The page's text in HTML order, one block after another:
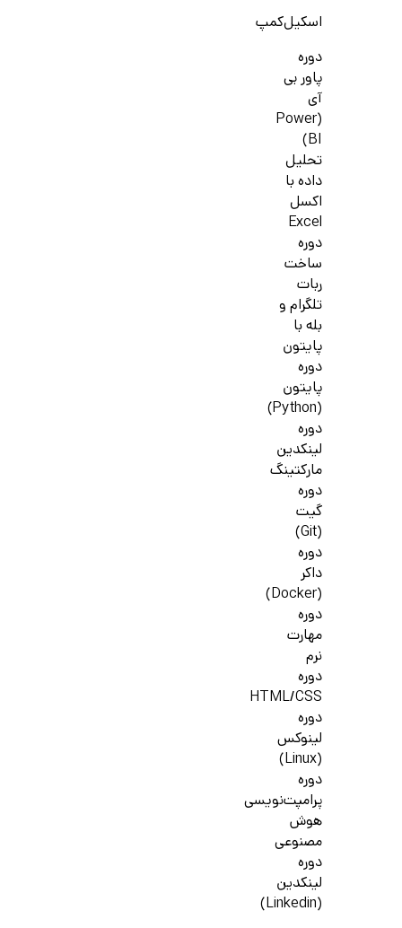
اسکیل‌کمپ
دوره
پاور بی
آی
(Power
BI)
تحلیل
داده با
اکسل
Excel
دوره
ساخت
ربات
تلگرام و
بله با
پایتون
دوره
پایتون
(Python)
دوره
لینکدین
مارکتینگ
دوره
گیت
(Git)
دوره
داکر
(Docker)
دوره
مهارت
نرم
دوره
HTML/CSS
دوره
لینوکس
(Linux)
دوره
پرامپت‌نویسی
هوش
مصنوعی
دوره
لینکدین
(Linkedin)